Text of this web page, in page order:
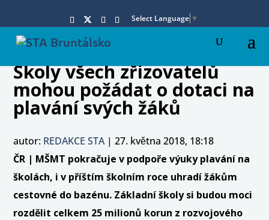
Select Language ▼
Školy všech zřizovatelů
mohou požádat o dotaci na
plavání svých žáků
autor: REDAKCE STA|27. května 2018, 18:18
ČR | MŠMT pokračuje v podpoře výuky plavání na
školách, i v příštím školním roce uhradí žákům
cestovné do bazénu. Základní školy si budou moci
rozdělit celkem 25 milionů korun z rozvojového